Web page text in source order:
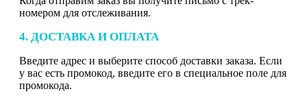
номером для отслеживания.
4. ДОСТАВКА И ОПЛАТА
Введите адрес и выберите способ доставки заказа. Если
у вас есть промокод, введите его в специальное поле для
промокода.